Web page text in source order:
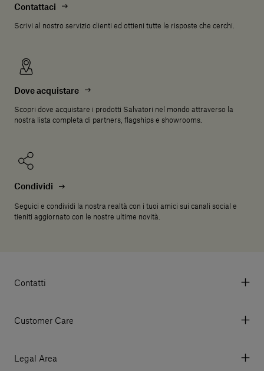
Contattaci
Scrivi al nostro servizio clienti ed ottieni tutte le risposte che cerchi.
Dove acquistare
Scopri dove acquistare i prodotti Salvatori nel mondo attraverso la
nostra lista completa di partners, flagships e showrooms.
Condividi
Seguici e condividi la nostra realtà con i tuoi amici sui canali social e
tieniti aggiornato con le nostre ultime novità.
Contatti
© 2026 Salvatori
Customer Care
I miei ordini
Legal Area